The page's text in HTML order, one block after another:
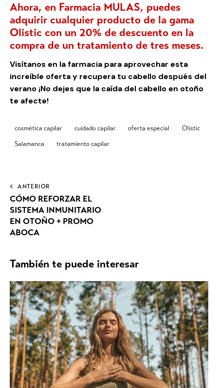
Ahora, en Farmacia MULAS, puedes
adquirir cualquier producto de la gama
Olistic con un 20% de descuento en la
compra de un tratamiento de tres meses.
Visítanos en la farmacia para aprovechar esta
increíble oferta y recupera tu cabello después del
verano ¡No dejes que la caída del cabello en otoño
te afecte!
cosmética capilar cuidado capilar oferta especial
Olistic
Salamanca
tratamiento capilar
ANTERIOR
CÓMO REFORZAR EL
SISTEMA INMUNITARIO
EN OTOÑO + PROMO
ABOCA
También te puede interesar